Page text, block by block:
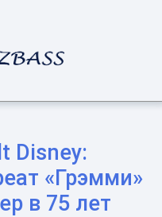
Disney:
«Грэмми»
в 75 лет